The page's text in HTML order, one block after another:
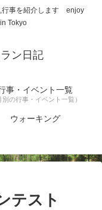
,行事を紹介します enjoy
Tokyo
ン日記
事・イベント一覧
別の行事・イベント一覧）
ウォーキング
テスト